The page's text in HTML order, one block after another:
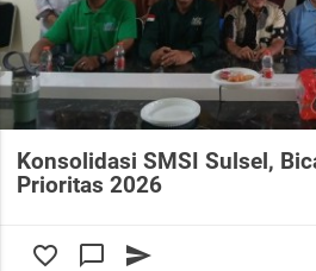
Konsolidasi SMSI Sulsel,
Prioritas 2026
favorite_border chat_bubble_outline send